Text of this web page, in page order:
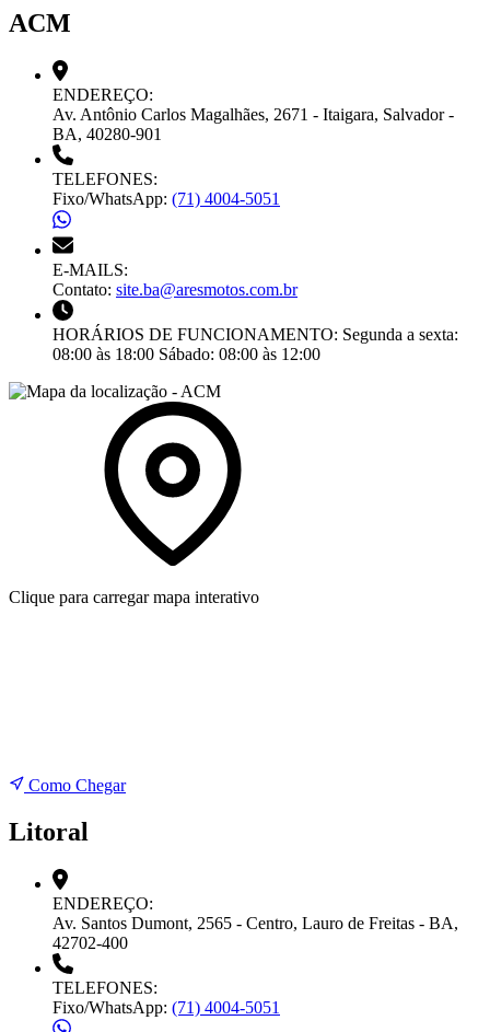
ACM
ENDEREÇO:
Av. Antônio Carlos Magalhães, 2671 - Itaigara, Salvador -
BA, 40280-901
TELEFONES:
Fixo/WhatsApp: (71) 4004-5051
E-MAILS:
Contato: site.ba@aresmotos.com.br
HORÁRIOS DE FUNCIONAMENTO: Segunda a sexta:
08:00 às 18:00 Sábado: 08:00 às 12:00
Clique para carregar mapa interativo
Como Chegar
Litoral
ENDEREÇO:
Av. Santos Dumont, 2565 - Centro, Lauro de Freitas - BA,
42702-400
TELEFONES:
Fixo/WhatsApp: (71) 4004-5051